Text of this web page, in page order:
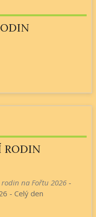
RODIN
na Fořtu 2026 -
- Celý den